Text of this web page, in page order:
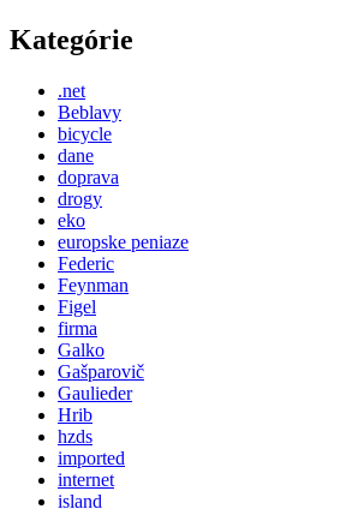
Kategórie
.net
Beblavy
bicycle
dane
doprava
drogy
eko
europske peniaze
Federic
Feynman
Figel
firma
Galko
Gašparovič
Gaulieder
Hrib
hzds
imported
internet
island